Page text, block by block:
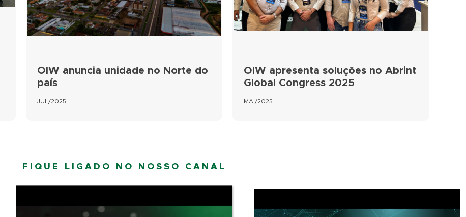
OIW anuncia unidade no Norte do
país
JUL/2025
OIW apresenta soluções no Abrint
Global Congress 2025
MAI/2025
FIQUE LIGADO NO NOSSO CANAL